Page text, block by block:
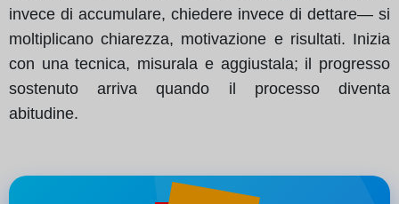
invece di accumulare, chiedere invece di dettare— si
moltiplicano chiarezza, motivazione e risultati. Inizia
con una tecnica, misurala e aggiustala; il progresso
sostenuto arriva quando il processo diventa
abitudine.